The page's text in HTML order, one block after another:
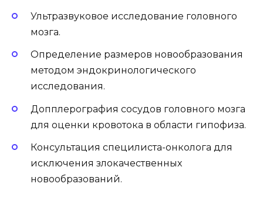
Ультразвуковое исследование головного
мозга.
Определение размеров новообразования
методом эндокринологического
исследования.
Допплерография сосудов головного мозга
для оценки кровотока в области гипофиза.
Консультация специлиста-онколога для
исключения злокачественных
новообразований.